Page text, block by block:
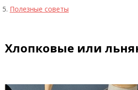
Полезные советы
Хлопковые или